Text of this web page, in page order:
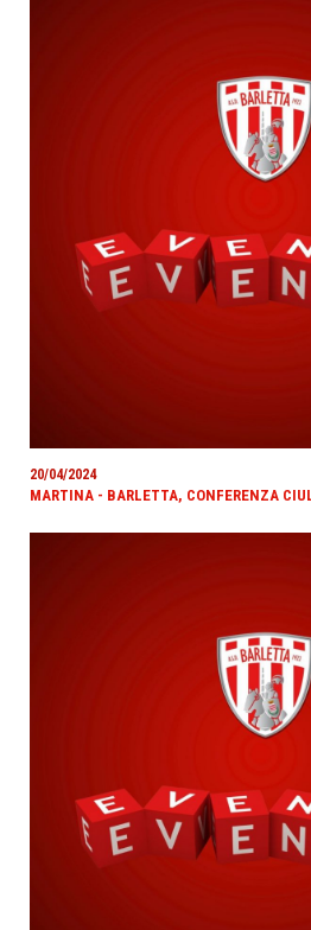
20/04/2024
MARTINA - BARLETTA, CONFERENZA